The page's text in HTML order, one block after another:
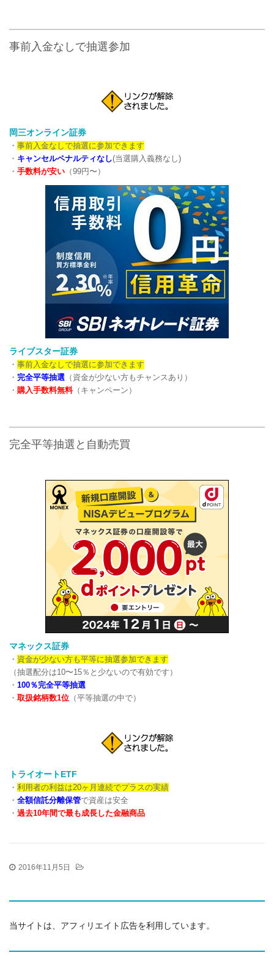
事前入金なしで抽選参加
岡三オンライン証券
・ 事前入金なしで抽選に参加できます
・ キャンセルペナルティなし(当選購入義務なし)
・ 手数料が安い （99円〜）
ライブスター証券
・ 事前入金なしで抽選に参加できます
・ 完全平等抽選 （資金が少ない方もチャンスあり）
・ 購入手数料無料（キャンペーン）
完全平等抽選と自動売買
マネックス証券
・ 資金が少ない方も平等に抽選参加できます
（抽選配分は10〜15％と少ないので有効です）
・ 100％完全平等抽選
・ 取扱銘柄数1位 （平等抽選の中で）
トライオートETF
・ 利用者の利益は20ヶ月連続でプラスの実績
・ 全額信託分離保管で資産は安全
・ 過去10年間で最も成長した金融商品
2016年11月5日
当サイトは、アフィリエイト広告を利用しています。